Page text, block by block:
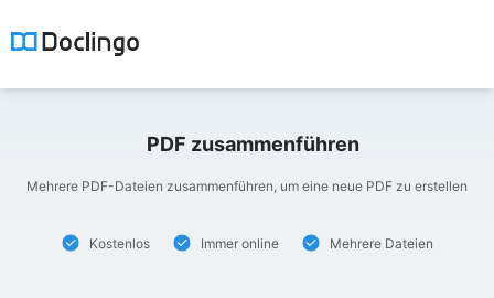
PDF zusammenführen
Mehrere PDF-Dateien zusammenführen, um eine neue PDF zu erstellen
Kostenlos Immer online Mehrere Dateien